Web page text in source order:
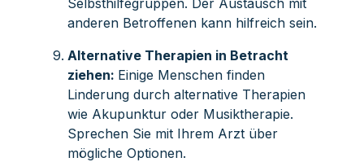
anderen Betroffenen kann hilfreich sein.
Alternative Therapien in Betracht
ziehen: Einige Menschen finden
Linderung durch alternative Therapien
wie Akupunktur oder Musiktherapie.
Sprechen Sie mit Ihrem Arzt über
mögliche Optionen.